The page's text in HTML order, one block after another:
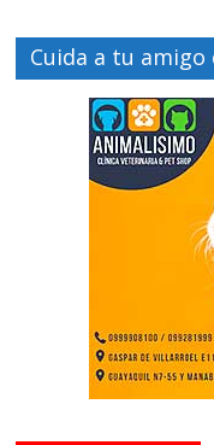
Cuida a tu amigo